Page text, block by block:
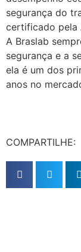
segurança do
certificado pela
A Braslab
segurança e a
ela é um dos
anos no
COMPARTILHE: